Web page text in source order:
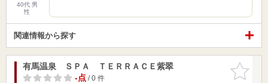
40代 男
性
関連情報から探す
お気に入
りに追加
有馬温泉 ＳＰＡ ＴＥＲＲＡＣＥ紫翠
-点/ 0 件